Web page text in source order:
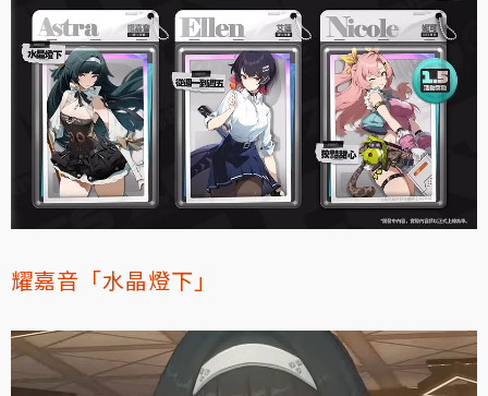
耀嘉音「水晶燈下」